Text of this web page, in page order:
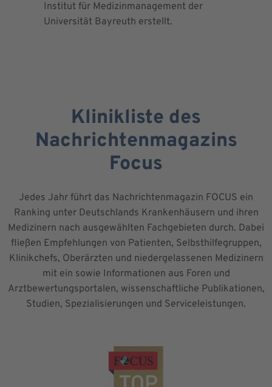
Institut für Medizinmanagement der
Universität Bayreuth erstellt.
Klinikliste des
Nachrichtenmagazins
Focus
Jedes Jahr führt das Nachrichtenmagazin FOCUS ein
Ranking unter Deutschlands Krankenhäusern und ihren
Medizinern nach ausgewählten Fachgebieten durch. Dabei
fließen Empfehlungen von Patienten, Selbsthilfegruppen,
Klinikchefs, Oberärzten und niedergelassenen Medizinern
mit ein sowie Informationen aus Foren und
Arztbewertungsportalen, wissenschaftliche Publikationen,
Studien, Spezialisierungen und Serviceleistungen.